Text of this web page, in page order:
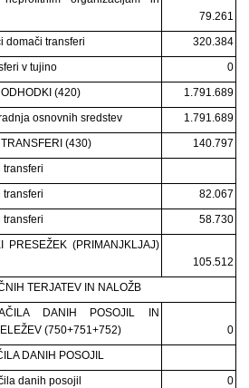
79.261
domači transferi
320.384
v tujino
0
ODHODKI (420)
1.791.689
osnovnih sredstev
1.791.689
TRANSFERI (430)
140.797
transferi
transferi
82.067
transferi
58.730
PRESEŽEK (PRIMANJKLJAJ)
105.512
TERJATEV IN NALOŽB
DANIH POSOJIL IN
(750+751+752)
0
DANIH POSOJIL
danih posojil
0